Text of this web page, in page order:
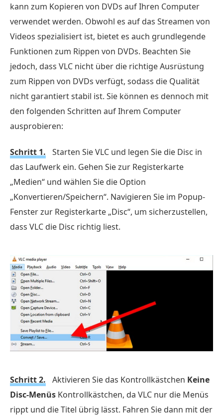
kann zum Kopieren von DVDs auf Ihren Computer
verwendet werden. Obwohl es auf das Streamen von
Videos spezialisiert ist, bietet es auch grundlegende
Funktionen zum Rippen von DVDs. Beachten Sie
jedoch, dass VLC nicht über die richtige Ausrüstung
zum Rippen von DVDs verfügt, sodass die Qualität
nicht garantiert stabil ist. Sie können es dennoch mit
den folgenden Schritten auf Ihrem Computer
ausprobieren:
Schritt 1.
Starten Sie VLC und legen Sie die Disc in
das Laufwerk ein. Gehen Sie zur Registerkarte
„Medien“ und wählen Sie die Option
„Konvertieren/Speichern“. Navigieren Sie im Popup-
Fenster zur Registerkarte „Disc“, um sicherzustellen,
dass VLC die Disc richtig liest.
Schritt 2. Aktivieren Sie das Kontrollkästchen Keine
Disc-Menüs Kontrollkästchen, da VLC nur die Menüs
rippt und die Titel übrig lässt. Fahren Sie dann mit der